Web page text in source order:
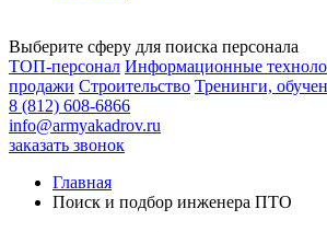
Выберите сферу для поиска персонала
ТОП-персонал Информационные
продажи Строительство Тренинги,
8 (812) 608-6866
info@armyakadrov.ru
заказать звонок
Главная
Поиск и подбор инженера ПТО